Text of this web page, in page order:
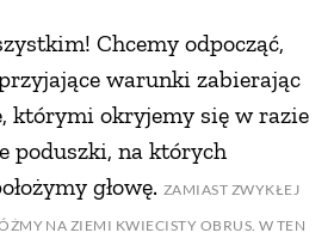
Chcemy odpocząć,
warunki zabierając
którymi okryjemy się w razie
poduszki, na których
głowę. ZAMIAST ZWYKŁEJ
NA ZIEMI KWIECISTY OBRUS. W TEN
GŁÓWNE
I DESERY
DODATKI